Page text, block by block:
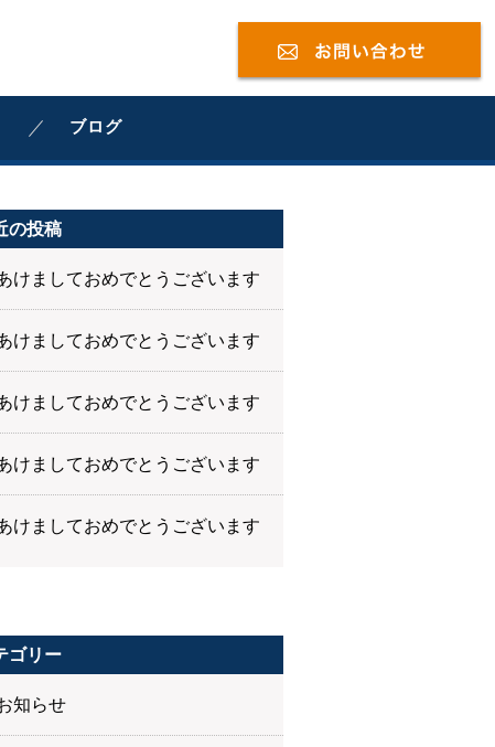
ブログ
の投稿
けましておめでとうございます
けましておめでとうございます
けましておめでとうございます
けましておめでとうございます
けましておめでとうございます
ゴリー
知らせ